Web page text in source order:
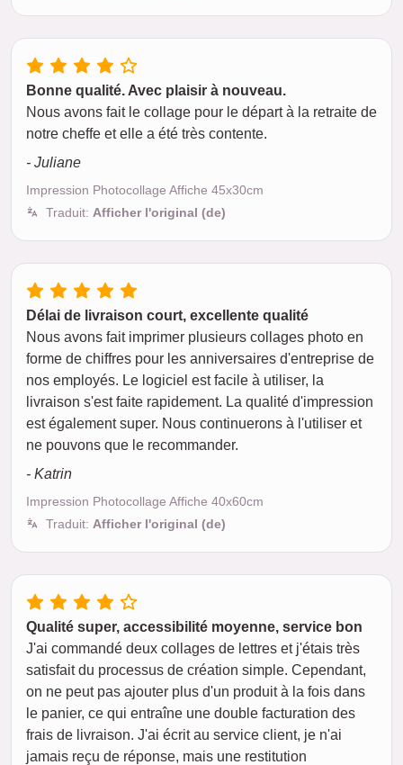
Bonne qualité. Avec plaisir à nouveau.
Nous avons fait le collage pour le départ à la retraite de
notre cheffe et elle a été très contente.
- Juliane
Impression Photocollage Affiche 45x30cm
Traduit: Afficher l'original (de)
Délai de livraison court, excellente qualité
Nous avons fait imprimer plusieurs collages photo en
forme de chiffres pour les anniversaires d'entreprise de
nos employés. Le logiciel est facile à utiliser, la
livraison s'est faite rapidement. La qualité d'impression
est également super. Nous continuerons à l'utiliser et
ne pouvons que le recommander.
- Katrin
Impression Photocollage Affiche 40x60cm
Traduit: Afficher l'original (de)
Qualité super, accessibilité moyenne, service bon
J'ai commandé deux collages de lettres et j'étais très
satisfait du processus de création simple. Cependant,
on ne peut pas ajouter plus d'un produit à la fois dans
le panier, ce qui entraîne une double facturation des
frais de livraison. J'ai écrit au service client, je n'ai
jamais reçu de réponse, mais une restitution